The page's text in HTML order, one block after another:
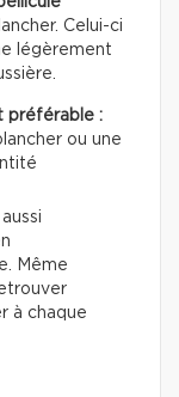
Celui-ci
légèrement
préférable :
ou une
Même
à chaque